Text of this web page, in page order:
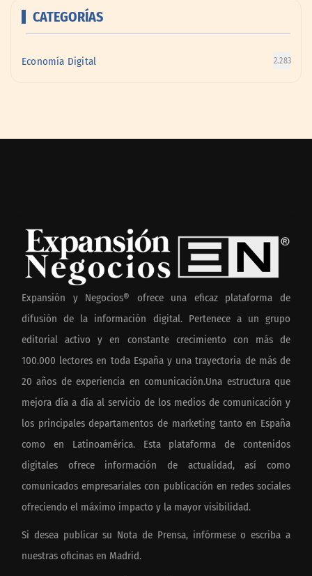
CATEGORÍAS
Economía Digital 2.283
Expansión y Negocios® ofrece una eficaz plataforma de
difusión de la información digital. Pertenece a un grupo
editorial activo y en constante crecimiento con más de
100.000 lectores en toda España y una trayectoria de más de
20 años de experiencia en comunicación.Una estructura que
mejora día a día al servicio de los medios de comunicación y
los principales departamentos de marketing tanto en España
como en Latinoamérica. Esta plataforma de contenidos
digitales ofrece información de actualidad, así como
comunicados empresariales con publicación en redes sociales
ofreciendo el máximo impacto y la mayor visibilidad.
Si desea publicar su Nota de Prensa, infórmese o escriba a
nuestras oficinas en Madrid.